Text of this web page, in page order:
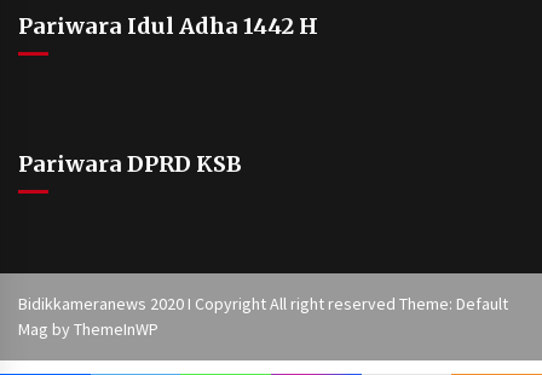
Pariwara Idul Adha 1442 H
Pariwara DPRD KSB
Bidikkameranews 2020 I Copyright All right reserved Theme: Default
Mag by ThemeInWP